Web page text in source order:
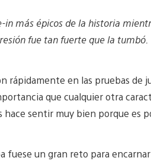
in más épicos de la historia
fue tan fuerte que la tumbó.
rápidamente en las pruebas de
que cualquier otra
sentir muy bien porque es
fuese un gran reto para